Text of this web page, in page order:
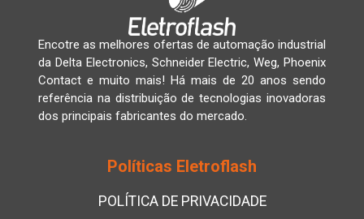
Encotre as melhores ofertas de automação industrial
da Delta Electronics, Schneider Electric, Weg, Phoenix
Contact e muito mais! Há mais de 20 anos sendo
referência na distribuição de tecnologias inovadoras
dos principais fabricantes do mercado.
Políticas Eletroflash
POLÍTICA DE PRIVACIDADE